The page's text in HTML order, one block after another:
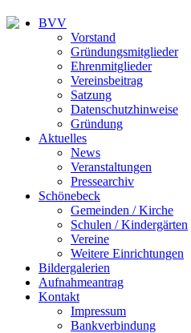
BVV
Vorstand
Gründungsmitglieder
Ehrenmitglieder
Vereinsbeitrag
Satzung
Datenschutzhinweise
Gründung
Aktuelles
News
Veranstaltungen
Pressearchiv
Schönebeck
Gemeinden / Kirche
Schulen / Kindergärten
Vereine
Weitere Einrichtungen
Bildergalerien
Aufnahmeantrag
Kontakt
Impressum
Bankverbindung